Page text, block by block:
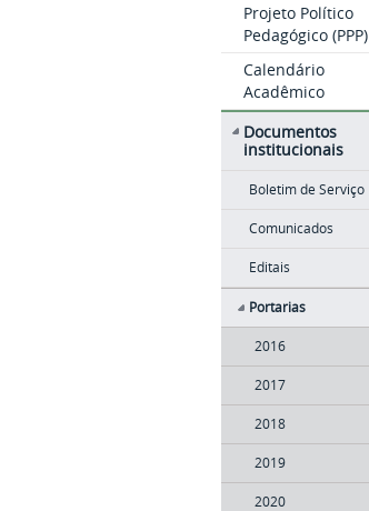
Projeto Político
Pedagógico (PPP)
Calendário
Acadêmico
Documentos
institucionais
Boletim de Serviço
Comunicados
Editais
Portarias
2016
2017
2018
2019
2020